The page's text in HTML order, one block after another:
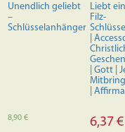
Unendlich geliebt
–
Schlüsselanhänger
8,90 €
Liebt
Filz-
|
Christlich
| Gott |
|
6,37€